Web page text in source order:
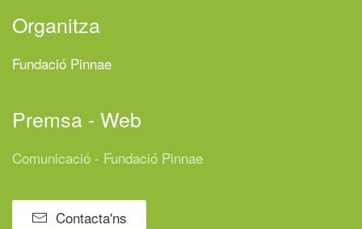
Organitza
Fundació Pinnae
Premsa - Web
Comunicació - Fundació Pinnae
Contacta'ns